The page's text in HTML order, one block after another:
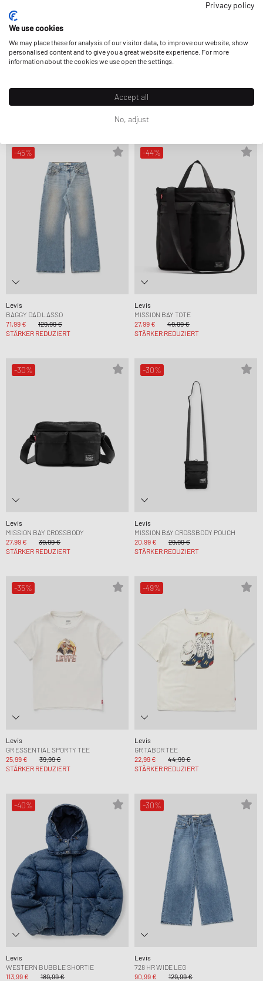
Levis
67,99 €
79,99 €
Levis
BAGGY DAD BARREL
58,99 €
129,99 €
STÄRKER REDUZIERT
-45%
Levis
BAGGY DAD LASSO
71,99 €
129,99 €
STÄRKER REDUZIERT
-44%
Levis
MISSION BAY TOTE
27,99 €
49,99 €
STÄRKER REDUZIERT
-30%
Levis
MISSION BAY CROSSBODY
27,99 €
39,99 €
STÄRKER REDUZIERT
-30%
Levis
MISSION BAY CROSSBODY POUCH
20,99 €
29,99 €
STÄRKER REDUZIERT
-35%
Levis
GR ESSENTIAL SPORTY TEE
25,99 €
39,99 €
STÄRKER REDUZIERT
-49%
Levis
GR TABOR TEE
22,99 €
44,99 €
STÄRKER REDUZIERT
-40%
Levis
WESTERN BUBBLE SHORTIE
113,99 €
189,99 €
-30%
Levis
728 HR WIDE LEG
90,99 €
129,99 €
Privacy policy
We use cookies
We may place these for analysis of our visitor data, to improve our website, show
personalised content and to give you a great website experience. For more
information about the cookies we use open the settings.
Accept all
No, adjust